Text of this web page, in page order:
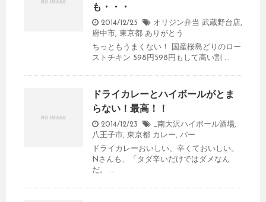
も・・・
2014/12/25 オリジン弁当 武蔵野台店,
府中市, 東京都 ありがとう
ちっともうまくない！ 国産桜島どりのロー
ストチキン 598円598円もして高い割 ...
ドライカレーとハイボールがとま
らない！最高！！
2014/12/23 _南大沢ハイボール酒場,
八王子市, 東京都 カレー, バー
ドライカレーおいしい、辛くておいしい。
Nさんも、「タダ辛いだけではダメなん
だ。 ...